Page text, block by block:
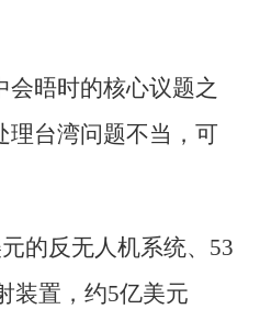
会晤时的核心议题之
理台湾问题不当，可
的反无人机系统、53
装置，约5亿美元